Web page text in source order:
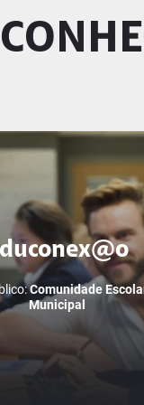
Comunidade
Municipal